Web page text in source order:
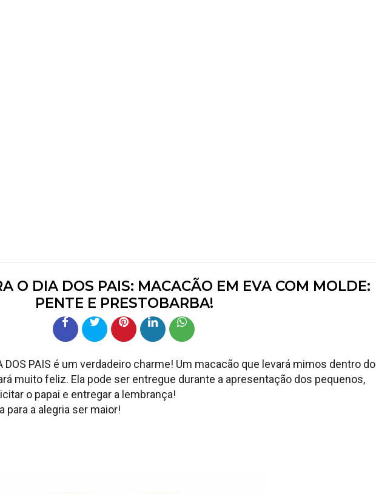
O DIA DOS PAIS: MACACÃO EM EVA COM MOLDE:
PENTE E PRESTOBARBA!
DOS PAIS é um verdadeiro charme! Um macacão que levará mimos dentro do
muito feliz. Ela pode ser entregue durante a apresentação dos pequenos,
o papai e entregar a lembrança!
a alegria ser maior!